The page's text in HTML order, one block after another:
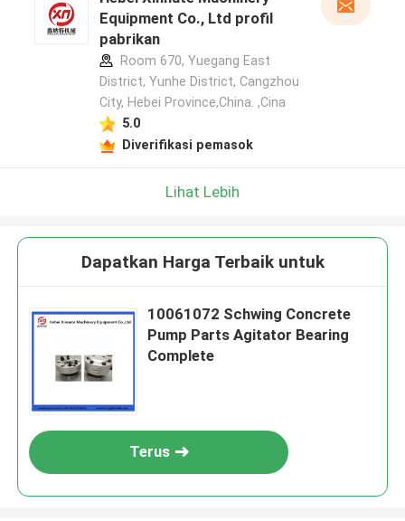
Equipment Co., Ltd profil
pabrikan
Room 670, Yuegang East
District, Yunhe District, Cangzhou
City, Hebei Province,China. ,Cina
5.0
Diverifikasi pemasok
Lihat Lebih
Dapatkan Harga Terbaik untuk
10061072 Schwing Concrete
Pump Parts Agitator Bearing
Complete
Terus